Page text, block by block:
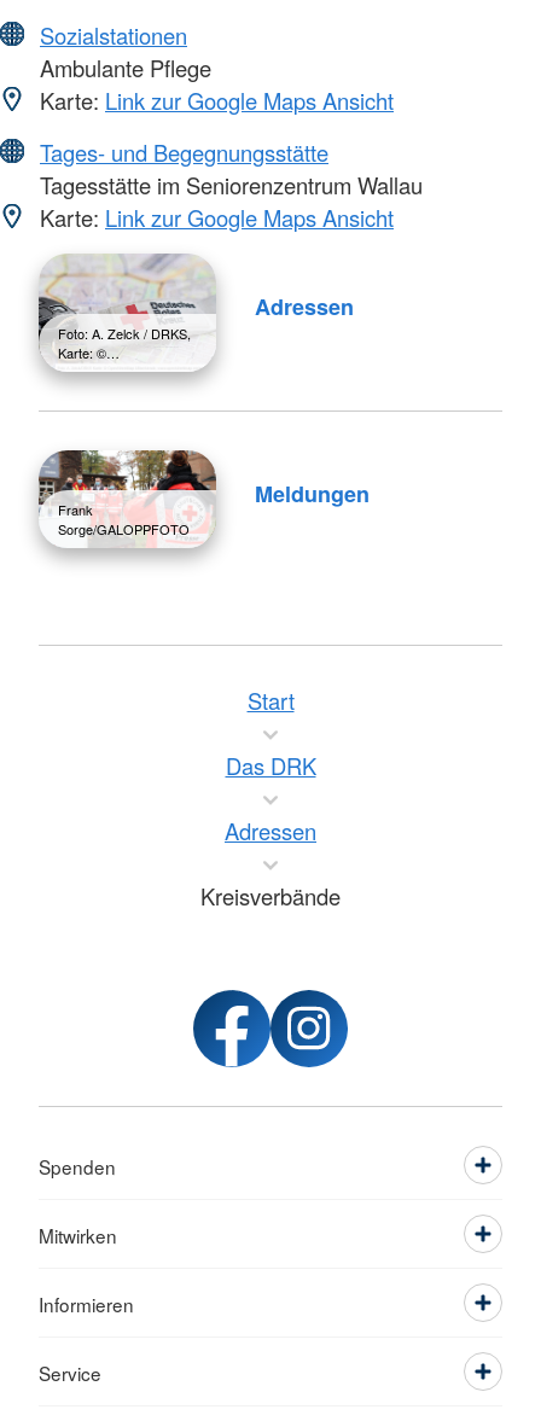
Sozialstationen
Ambulante Pflege
Karte: Link zur Google Maps Ansicht
Tages- und Begegnungsstätte
Tagesstätte im Seniorenzentrum Wallau
Karte: Link zur Google Maps Ansicht
Foto: A. Zelck / DRKS,
Karte: ©…
Adressen
Frank
Sorge/GALOPPFOTO
Meldungen
Start
Das DRK
Adressen
Kreisverbände
Spenden
Mitwirken
Informieren
Service